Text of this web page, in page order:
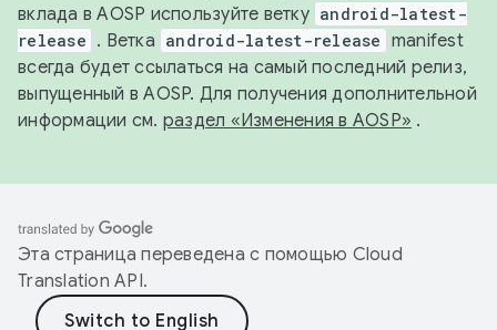
вклада в AOSP используйте ветку android-latest-
release . Ветка android-latest-release manifest
всегда будет ссылаться на самый последний релиз,
выпущенный в AOSP. Для получения дополнительной
информации см. раздел «Изменения в AOSP» .
Эта страница переведена с помощью Cloud
Translation API.